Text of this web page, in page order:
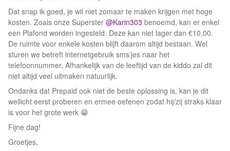
Dat snap ik goed, je wil niet zomaar te maken krijgen met hoge
kosten. Zoals onze Superster @Karin303 benoemd, kan er enkel
een Plafond worden ingesteld. Deze kan niet lager dan €10,00.
De ruimte voor enkele kosten blijft daarom altijd bestaan. Wel
sturen we betreft internetgebruik sms’jes naar het
telefoonnummer. Afhankelijk van de leeftijd van de kiddo zal dit
niet altijd veel uitmaken natuurlijk.
Ondanks dat Prepaid ook niet de beste oplossing is, kan je dit
wellicht eerst proberen en ermee oefenen zodat hij/zij straks klaar
is voor het grote werk 😁
Fijne dag!
Groetjes,